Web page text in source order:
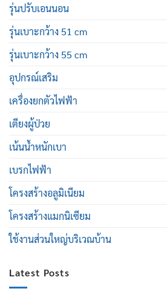
รุ่นปรับเอนนอน
รุ่นเบาะกว้าง 51 cm
รุ่นเบาะกว้าง 55 cm
อุปกรณ์เสริม
เครื่องยกตัวไฟฟ้า
เตียงผู้ป่วย
เน้นน้ำหนักเบา
เบรกไฟฟ้า
โครงสร้างอลูมิเนียม
โครงสร้างแมกนิเซียม
ใช้งานส่วนใหญ่บริเวณบ้าน
Latest Posts